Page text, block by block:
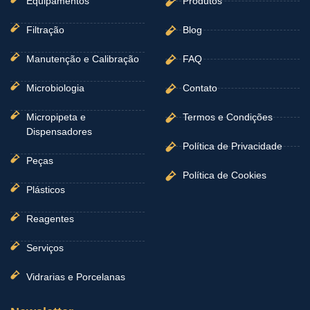
Filtração
Manutenção e Calibração
Microbiologia
Micropipeta e
Dispensadores
Peças
Plásticos
Reagentes
Serviços
Vidrarias e Porcelanas
Blog
FAQ
Contato
Termos e Condições
Política de Privacidade
Política de Cookies